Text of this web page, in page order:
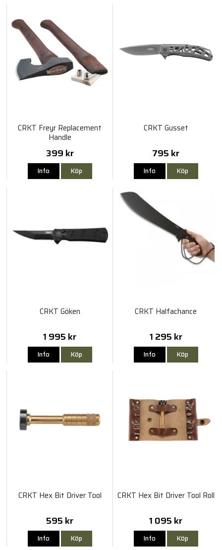
CRKT Freyr Replacement
Handle
399 kr
Info Köp
CRKT Gusset
795 kr
Info Köp
CRKT Göken
1 995 kr
Info Köp
CRKT Halfachance
1 295 kr
Info Köp
CRKT Hex Bit Driver Tool
595 kr
Info Köp
CRKT Hex Bit Driver Tool Roll
1 095 kr
Info Köp